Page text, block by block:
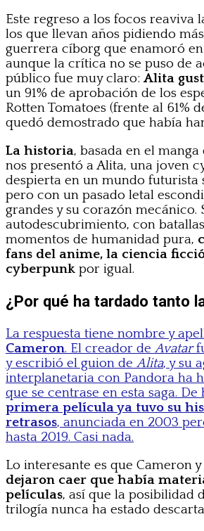
Este regreso a los focos reaviva
los que llevan años pidiendo
guerrera cíborg que enamoró en
aunque la crítica no se puso de
público fue muy claro: Alita
un 91% de aprobación de los
Rotten Tomatoes (frente al 61%
quedó demostrado que había
La historia, basada en el
nos presentó a Alita, una joven
despierta en un mundo futurista
pero con un pasado letal
grandes y su corazón mecánico.
autodescubrimiento, con
momentos de humanidad pura,
fans del anime, la ciencia
cyberpunk por igual.
¿Por qué ha tardado tanto
La respuesta tiene nombre y
Cameron. El creador deAvatar
y escribió el guion deAlita, y su
interplanetaria con Pandora ha
que se centrase en esta saga. De
primera película ya tuvo su
retrasos, anunciada en 2003
hasta 2019. Casi nada.
Lo interesante es que Cameron
dejaron caer que había
películas, así que la posibilidad
trilogía nunca ha estado